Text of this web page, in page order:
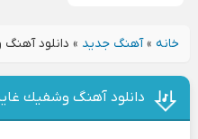
خانه»آهنگ جدید » دانلود
دانلود آهنگ وشفيك